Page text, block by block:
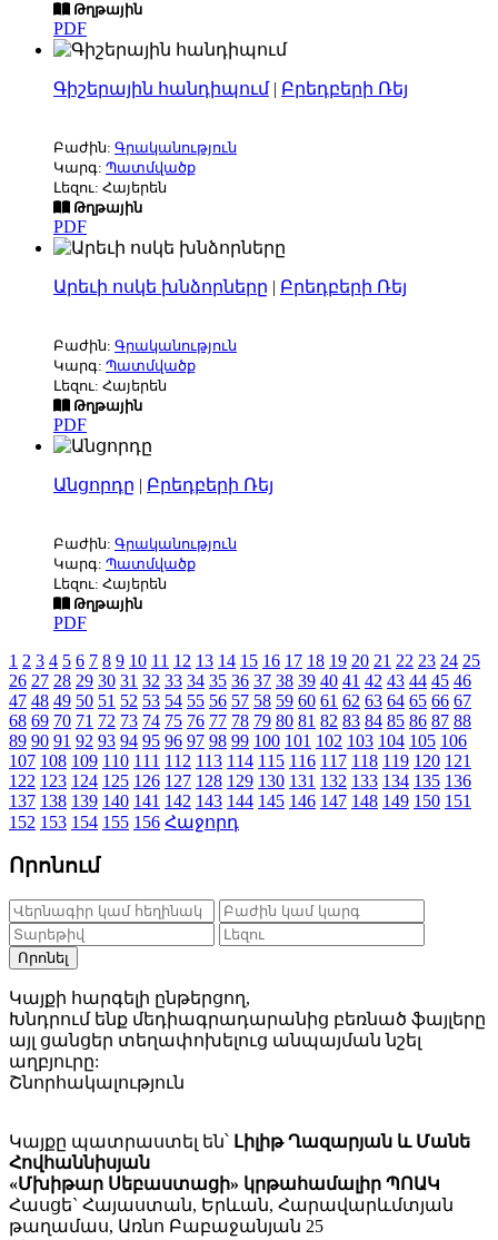
Թղթային
PDF
Գիշերային հանդիպում| Բրեդբերի Ռեյ
Բաժին: Գրականություն
Կարգ: Պատմվածք
Լեզու: Հայերեն
Թղթային
PDF
Արեւի ոսկե խնձորները | Բրեդբերի Ռեյ
Բաժին: Գրականություն
Կարգ: Պատմվածք
Լեզու: Հայերեն
Թղթային
PDF
Անցորդը | Բրեդբերի Ռեյ
Բաժին: Գրականություն
Կարգ: Պատմվածք
Լեզու: Հայերեն
Թղթային
PDF
1 2 3 4 5 6 7 8 9 10 11 12 13 14 15 16 17 18 19 20 21 22 23 24 25
26 27 28 29 30 31 32 33 34 35 36 37 38 39 40 41 42 43 44 45 46
47 48 49 50 51 52 53 54 55 56 57 58 59 60 61 62 63 64 65 66 67
68 69 70 71 72 73 74 75 76 77 78 79 80 81 82 83 84 85 86 87 88
89 90 91 92 93 94 95 96 97 98 99 100 101 102 103 104 105 106
107 108 109 110 111 112 113 114 115 116 117 118 119 120 121
122 123 124 125 126 127 128 129 130 131 132 133 134 135 136
137 138 139 140 141 142 143 144 145 146 147 148 149 150 151
152 153 154 155 156 Հաջորդ
Որոնում
Որոնել
Կայքի հարգելի ընթերցող,
Խնդրում ենք մեդիագրադարանից բեռնած ֆայլերը
այլ ցանցեր տեղափոխելուց անպայման նշել
աղբյուրը:
Շնորհակալություն
Կայքը պատրաստել են՝ Լիլիթ Ղազարյան և Մանե
Հովհաննիսյան
«Մխիթար Սեբաստացի» կրթահամալիր ՊՈԱԿ
Հասցե` Հայաստան, Երևան, Հարավարևմտյան
թաղամաս, Առնո Բաբաջանյան 25